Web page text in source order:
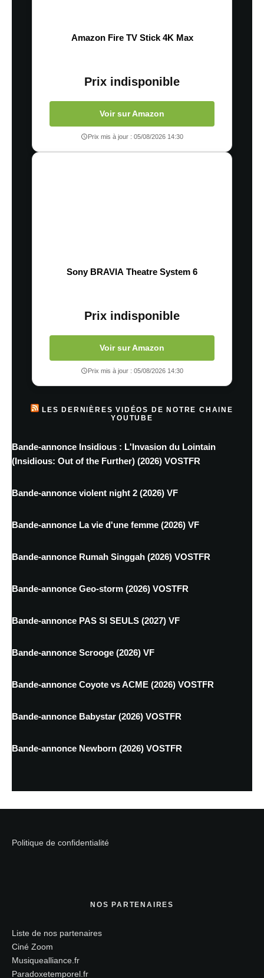
Amazon Fire TV Stick 4K Max
Prix indisponible
Voir sur Amazon
Prix mis à jour : 05/08/2026 14:30
Sony BRAVIA Theatre System 6
Prix indisponible
Voir sur Amazon
Prix mis à jour : 05/08/2026 14:30
LES DERNIÈRES VIDÉOS DE NOTRE CHAINE
YOUTUBE
Bande-annonce Insidious : L'Invasion du Lointain
(Insidious: Out of the Further) (2026) VOSTFR
Bande-annonce violent night 2 (2026) VF
Bande-annonce La vie d'une femme (2026) VF
Bande-annonce Rumah Singgah (2026) VOSTFR
Bande-annonce Geo-storm (2026) VOSTFR
Bande-annonce PAS SI SEULS (2027) VF
Bande-annonce Scrooge (2026) VF
Bande-annonce Coyote vs ACME (2026) VOSTFR
Bande-annonce Babystar (2026) VOSTFR
Bande-annonce Newborn (2026) VOSTFR
Politique de confidentialité
NOS PARTENAIRES
Liste de nos partenaires
Ciné Zoom
Musiquealliance.fr
Paradoxetemporel.fr